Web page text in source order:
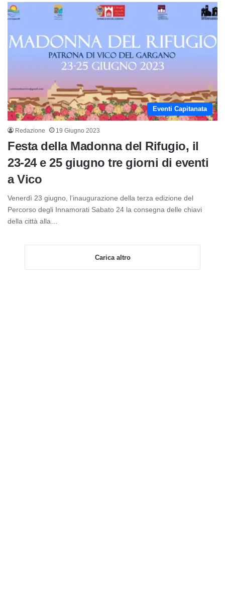
Eventi Capitanata
Redazione 19 Giugno 2023
Festa della Madonna del Rifugio, il
23-24 e 25 giugno tre giorni di eventi
a Vico
Venerdì 23 giugno, l’inaugurazione della terza edizione del
Percorso degli Innamorati Sabato 24 la consegna delle chiavi
della città alla…
Carica altro